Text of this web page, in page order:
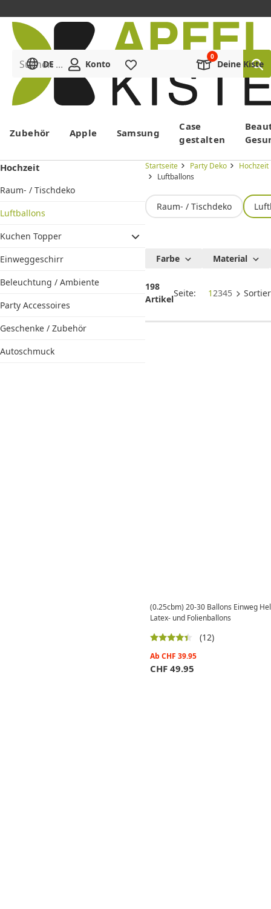
Menü
Suchen ...
DE Konto Deine Kiste
Zubehör Apple Samsung
Case
gestalten
Hochzeit
Raum- / Tischdeko
Luftballons
Kuchen Topper
Einweggeschirr
Beleuchtung / Ambiente
Party Accessoires
Geschenke / Zubehör
Autoschmuck
Startseite Party Deko
Hochzeit
Luftballons
Raum- / Tischdeko
Ballons
Farbe Material
198
Artikel
Seite: 12345
(0.25cbm) 20-30 Ballons Einweg
Latex- und Folienballons
(12)
Ab CHF 39.95
CHF 49.95